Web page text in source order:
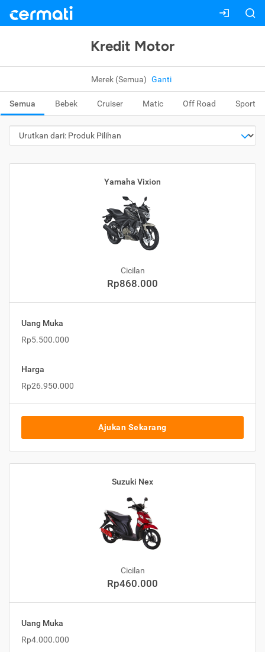
Kredit Motor
Merek (Semua) Ganti
Semua Bebek Cruiser Matic Off Road Sport
Yamaha Vixion
Cicilan
Rp868.000
Uang Muka
Rp5.500.000
Harga
Rp26.950.000
Ajukan Sekarang
Suzuki Nex
Cicilan
Rp460.000
Uang Muka
Rp4.000.000